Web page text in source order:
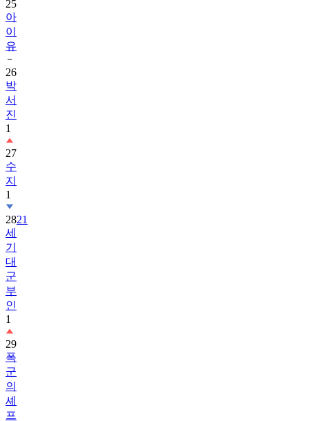
이
유
26
박
서
진
1
27
수
지
1
28
세
기
대
군
부
인
1
29
폭
군
의
셰
프
2